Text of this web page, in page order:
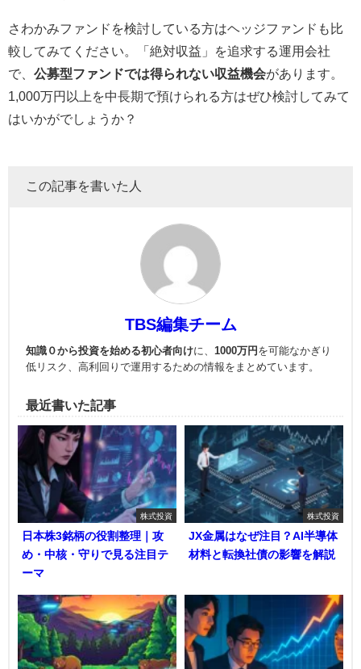
さわかみファンドを検討している方はヘッジファンドも比
較してみてください。「絶対収益」を追求する運用会社
で、 公募型ファンドでは得られない収益機会があります。
1,000万円以上を中長期で預けられる方はぜひ検討してみて
はいかがでしょうか？
この記事を書いた人
TBS編集チーム
知識０から投資を始める初心者向けに、 1000万円 を可能なかぎり
低リスク、高利回りで運用するための情報をまとめています。
最近書いた記事
株式投資
日本株3銘柄の役割整理｜攻
め・中核・守りで見る注目テ
ーマ
株式投資
JX金属はなぜ注目？AI半導体
材料と転換社債の影響を解説